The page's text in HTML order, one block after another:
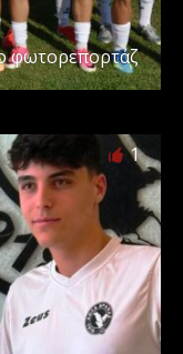
φωτορεπορτάζ
1